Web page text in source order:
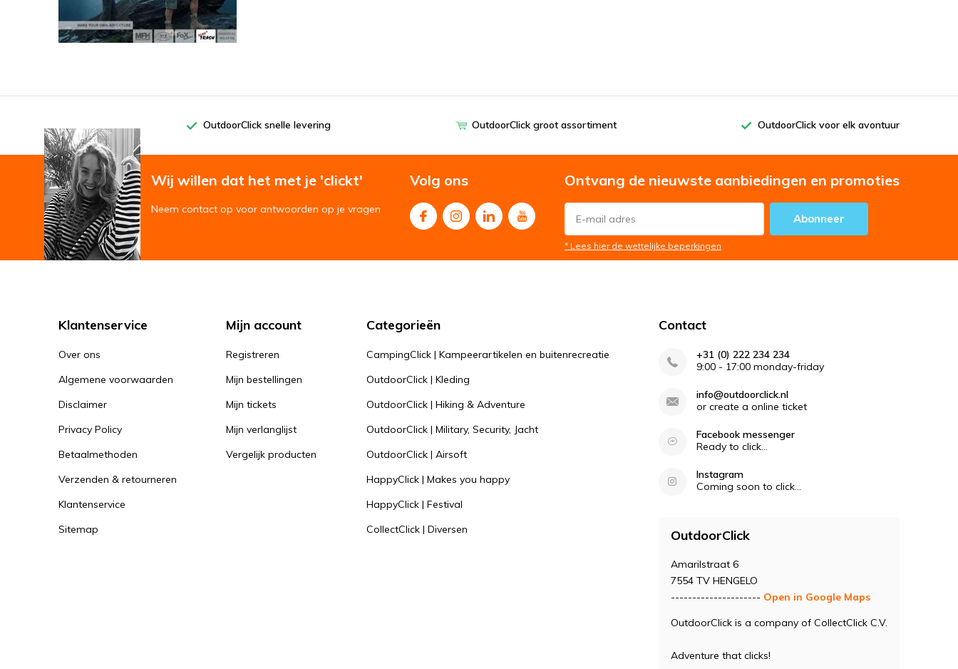
OutdoorClick snelle levering OutdoorClick groot assortiment OutdoorClick voor elk avontuur
Wij willen dat het met je 'clickt'
Neem contact op voor antwoorden op je vragen
Volg ons Ontvang de nieuwste aanbiedingen en promoties
Abonneer
* Lees hier de wettelijke beperkingen
Klantenservice
Over ons
Algemene voorwaarden
Disclaimer
Privacy Policy
Betaalmethoden
Verzenden & retourneren
Klantenservice
Sitemap
Mijn account
Registreren
Mijn bestellingen
Mijn tickets
Mijn verlanglijst
Vergelijk producten
Categorieën
CampingClick | Kampeerartikelen en buitenrecreatie
OutdoorClick | Kleding
OutdoorClick | Hiking & Adventure
OutdoorClick | Military, Security, Jacht
OutdoorClick | Airsoft
HappyClick | Makes you happy
HappyClick | Festival
CollectClick | Diversen
Contact
+31 (0) 222 234 234
9:00 - 17:00 monday-friday
info@outdoorclick.nl
or create a online ticket
Facebook messenger
Ready to click...
Instagram
Coming soon to click...
OutdoorClick
Amarilstraat 6
7554 TV HENGELO
--------------------- Open in Google Maps
OutdoorClick is a company of CollectClick C.V.
Adventure that clicks!